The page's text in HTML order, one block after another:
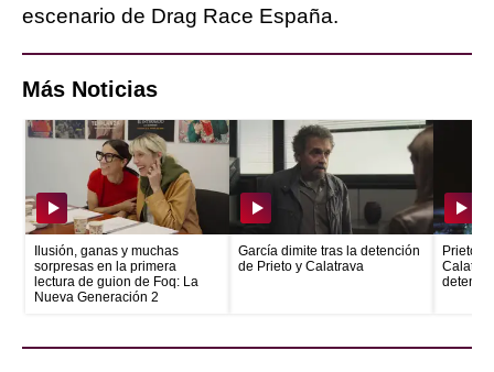
escenario de Drag Race España.
Más Noticias
Ilusión, ganas y muchas
sorpresas en la primera
lectura de guion de Foq: La
Nueva Generación 2
García dimite tras la detención
de Prieto y Calatrava
Prieto